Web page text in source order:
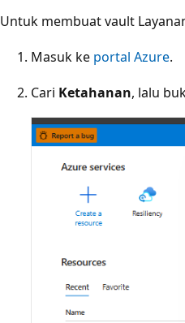
Untuk membuat vault
Masuk ke portal Azure.
Cari Ketahanan, lalu